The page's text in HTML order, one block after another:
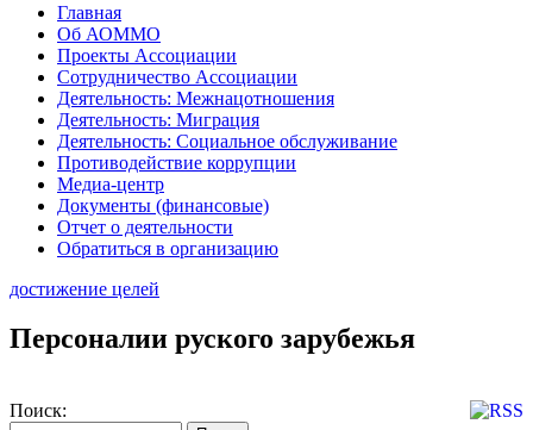
Главная
Об АОММО
Проекты Ассоциации
Сотрудничество Ассоциации
Деятельность: Межнацотношения
Деятельность: Миграция
Деятельность: Социальное обслуживание
Противодействие коррупции
Медиа-центр
Документы (финансовые)
Отчет о деятельности
Обратиться в организацию
достижение целей
Персоналии руского зарубежья
Поиск: